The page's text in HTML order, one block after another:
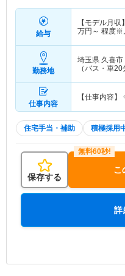
給与
【モデル月収】
万円～ 程度※
勤務地
埼玉県 久喜市
（バス・車
仕事内容
【仕事内容
住宅手当・補助 積極採用
保存する
こ
詳